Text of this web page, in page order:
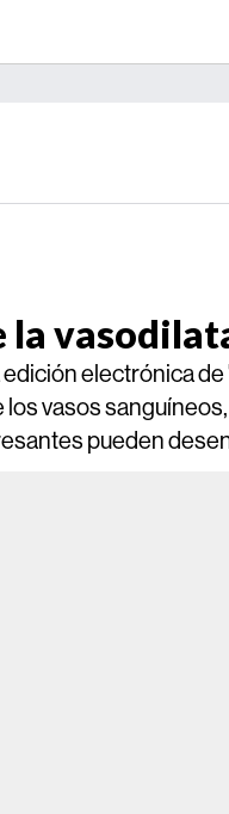
la
electrónica
vasos
pueden